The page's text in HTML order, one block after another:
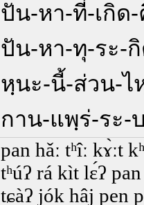
ปัน-หา-ที่-เกิด
ปัน-หา-ทุ-ระ-
หฺนะ-นี้-ส่วน-ไ
กาน-แพฺร่-ระ-
pan hǎː tʰîː kɤ̀ːt
tʰúʔ rá kìt lɛ́ʔ pan
tɕàʔ jók hâj pen